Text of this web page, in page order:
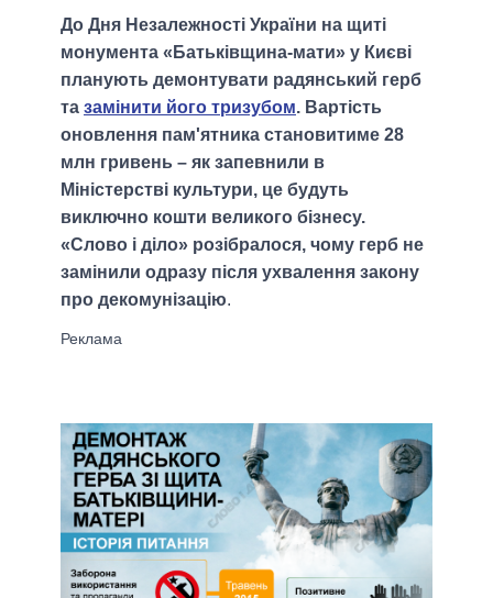
ВСІ ПЕРСОНИ
До Дня Незалежності України на щиті
монумента «Батьківщина-мати» у Києві
планують демонтувати радянський герб
та замінити його тризубом. Вартість
оновлення пам'ятника становитиме 28
млн гривень – як запевнили в
Міністерстві культури, це будуть
виключно кошти великого бізнесу.
«Слово і діло» розібралося, чому герб не
замінили одразу після ухвалення закону
про декомунізацію.